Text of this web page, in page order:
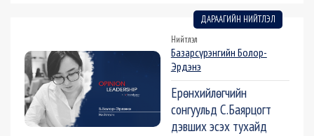
ДАРААГИЙН НИЙТЛЭЛ
Нийтлэл
Базарсүрэнгийн Болор-
Эрдэнэ
Ерөнхийлөгчийн
сонгуульд С.Баярцогт
дэвших эсэх тухайд